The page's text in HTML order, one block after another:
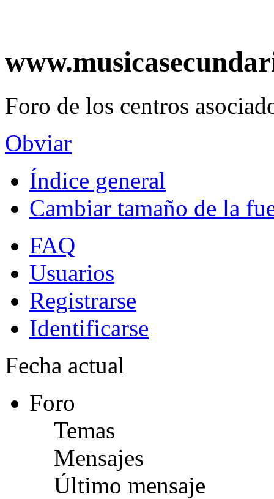
Foro de los centros
Obviar
Índice general
Cambiar tamaño de la
FAQ
Usuarios
Registrarse
Identificarse
Fecha actual
Foro
Temas
Mensajes
Último mensaje